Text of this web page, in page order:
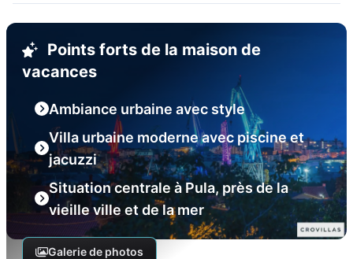
Points forts de la maison de
vacances
Ambiance urbaine avec style
Villa urbaine moderne avec piscine et
jacuzzi
Situation centrale à Pula, près de la
vieille ville et de la mer
Galerie de photos